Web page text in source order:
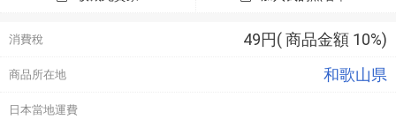
消費稅 49円( 商品金額 10%)
商品所在地 和歌山県
日本當地運費